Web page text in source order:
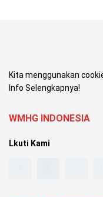
Kita menggunakan
Info Selengkapnya!
WMHG INDONESIA
Lkuti Kami